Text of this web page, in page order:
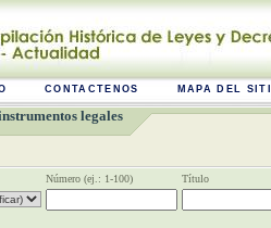
CONTACTENOS MAPA DEL
legales
Número (ej.: 1-100) Título